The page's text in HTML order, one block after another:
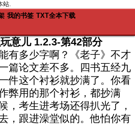
站.
我的书签 TXT全本下载
意儿 1.2.3-第42部分
有多少字啊？《老子》不才
篇论文差不多。四书五经九
件这个衬衫就抄满了。你看
弊用的那个衬衫，都抄满
，考生进考场还得扒光了，
，跟进澡堂似的。他怕你有